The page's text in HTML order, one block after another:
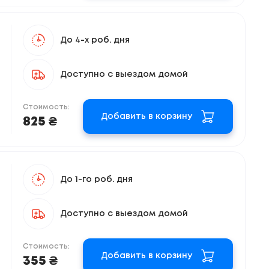
До 4-х роб. дня
Доступно с выездом домой
Стоимость:
825 ₴ Добавить в корзину
До 1-го роб. дня
Доступно с выездом домой
Стоимость:
355 ₴ Добавить в корзину